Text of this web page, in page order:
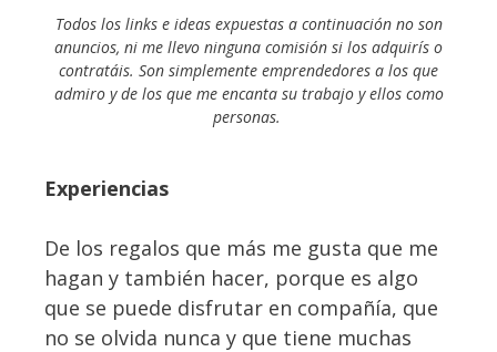
Todos los links e ideas expuestas a continuación no son
anuncios, ni me llevo ninguna comisión si los adquirís o
contratáis. Son simplemente emprendedores a los que
admiro y de los que me encanta su trabajo y ellos como
personas.
Experiencias
De los regalos que más me gusta que me
hagan y también hacer, porque es algo
que se puede disfrutar en compañía, que
no se olvida nunca y que tiene muchas